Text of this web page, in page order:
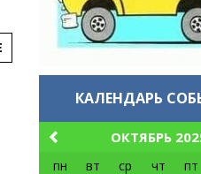
КАЛЕНДАРЬ
пн вт ср чт пт
ОКТЯБРЬ